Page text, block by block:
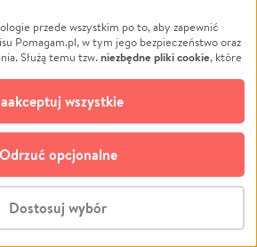
Darczyńca
Zobacz więcej
Zbiórka zakończona
zbiórkę - za darmo
przede wszystkim po to, aby zapewnić
Pomagam.pl, w tym jego bezpieczeństwo oraz
Służą temu tzw.niezbędne pliki cookie, które
plików cookie
i retargetingowych. Możesz wyrazić
jej odmówić. W dowolnym momencie masz
na stronie „Zarządzaj zgodami cookie”,
serwisu Pomagam.pl. Opcjonalne pliki
następujących celach:
Dzięki nim możemy zrozumieć, jak
z naszego serwisu – skąd trafiają do serwisu, jak
Dostosuj wybór
Odrzuć opcjonalne
wszystkie